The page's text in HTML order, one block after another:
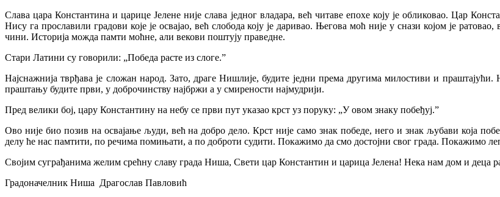
Слава цара Константина и царице Јелене није слава једног владара, већ читаве епохе коју је обликовао. Цар
Нису га прославили градови које је освајао, већ слобода коју је даривао. Његова моћ није у снази којом је
чини. Историја можда памти моћне, али векови поштују праведне.
Стари Латини су говорили: „Победа расте из слоге.”
Најснажнија тврђава је сложан народ. Зато, драге Нишлије, будите једни према другима милостиви и
праштању будите први, у доброчинству најбржи а у смирености најмудрији.
Пред велики бој, цару Константину на небу се први пут указао крст уз поруку: „У овом знаку побеђуј.”
Ово није био позив на освајање људи, већ на добро дело. Крст није само знак победе, него и знак љубави која
делу ће нас памтити, по речима помињати, а по доброти судити. Покажимо да смо достојни свог града. Покажимо
Својим суграђанима желим срећну славу града Ниша, Свети цар Константин и царица Јелена! Нека нам дом и деца
Градоначелник Ниша Драгослав Павловић